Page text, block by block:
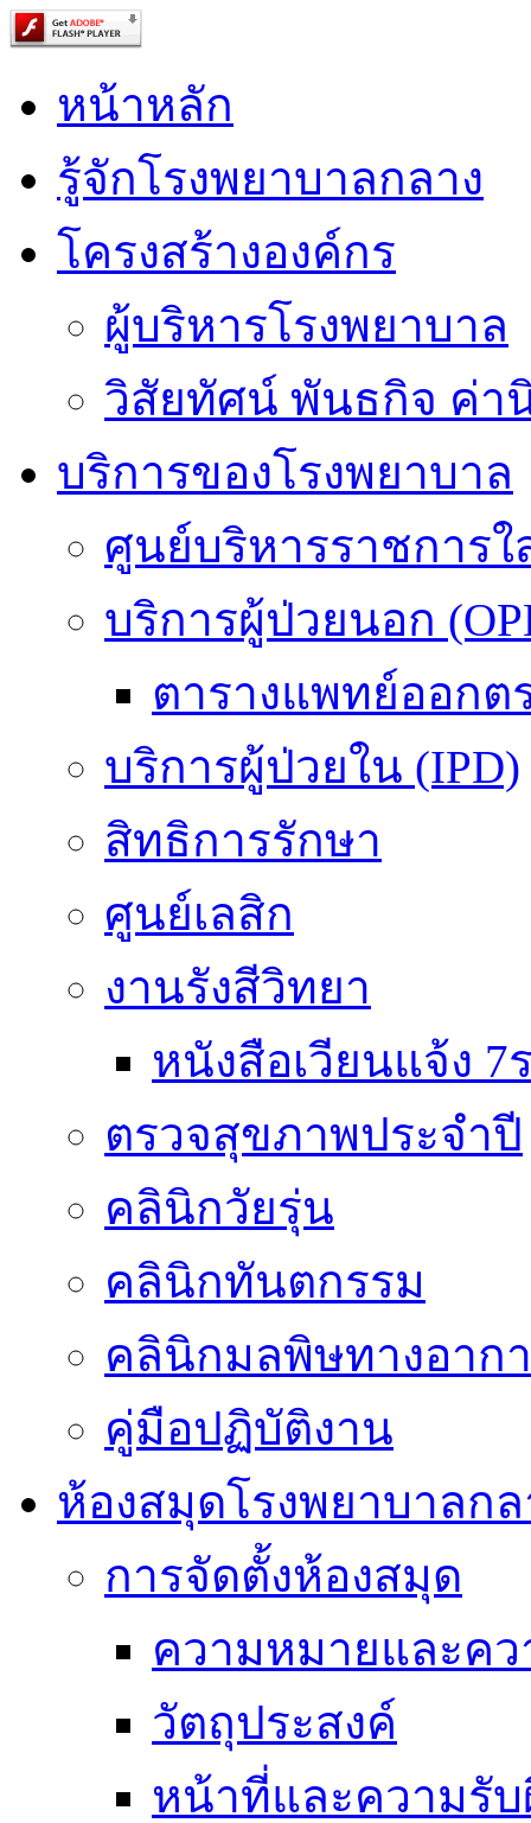
หน้าหลัก
รู้จักโรงพยาบาลกลาง
โครงสร้างองค์กร
ผู้บริหารโรงพยาบาล
วิสัยทัศน์ พันธกิจ ค่า
บริการของโรงพยาบาล
ศูนย์บริหารราชการใ
บริการผู้ป่วยนอก
ตารางแพทย์ออกต
บริการผู้ป่วยใน (IPD)
สิทธิการรักษา
ศูนย์เลสิก
งานรังสีวิทยา
หนังสือเวียนแจ้ง 7
ตรวจสุขภาพประจำปี
คลินิกวัยรุ่น
คลินิกทันตกรรม
คลินิกมลพิษทางอาก
คู่มือปฏิบัติงาน
ห้องสมุดโรงพยาบาลกล
การจัดตั้งห้องสมุด
ความหมายและค
วัตถุประสงค์
หน้าที่และความรั